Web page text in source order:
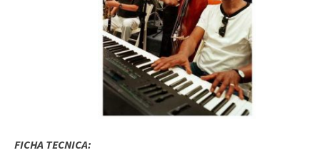
FICHA TECNICA: